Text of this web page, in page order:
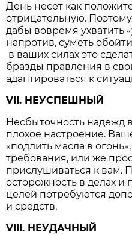
День несет как
отрицательную.
дабы вовремя ухватить
напротив, суметь
в ваших силах это
бразды правления в
адаптироваться к
VII. НЕУСПЕШНЫЙ
Несбыточность надежд
плохое настроение.
«подлить масла в
требования, или же
прислушиваться к вам.
осторожность в делах и
целей потребуются
и средств.
VIII. НЕУДАЧНЫЙ